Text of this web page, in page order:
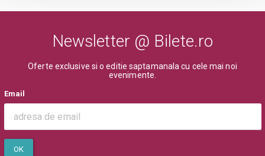
Newsletter @ Bilete.ro
Oferte exclusive si o editie saptamanala cu cele mai noi
evenimente.
Email
OK